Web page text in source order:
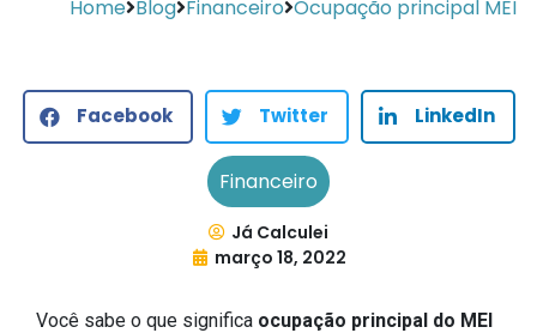
Home Blog Financeiro Ocupação principal MEI
Facebook Twitter LinkedIn
Financeiro
Já Calculei
março 18, 2022
Você sabe o que significa ocupação principal do MEI